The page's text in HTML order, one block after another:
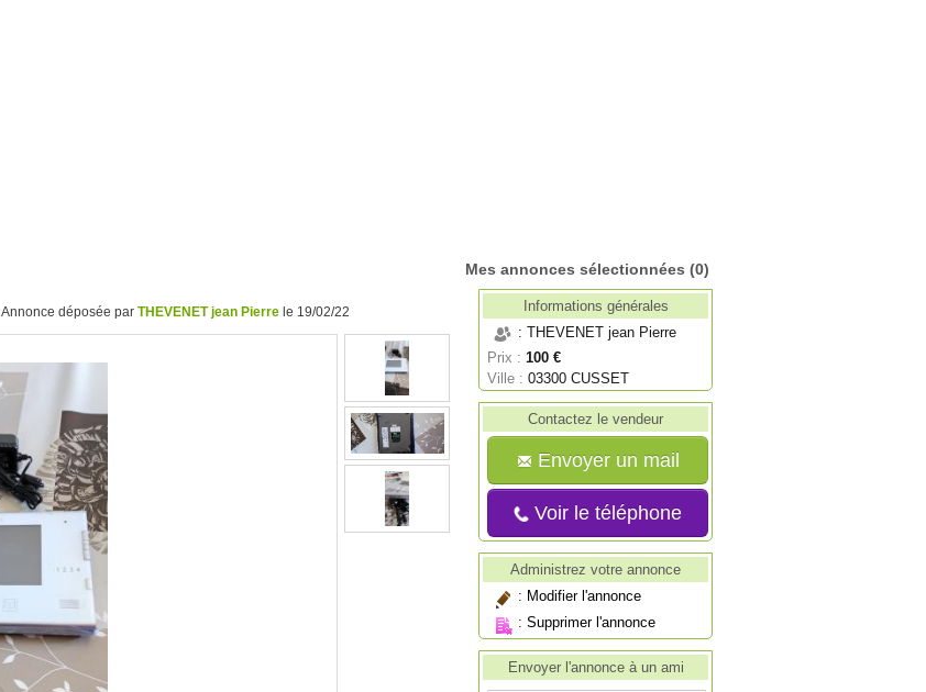
Mes annonces sélectionnées (0)
Annonce déposée par THEVENET jean Pierre le 19/02/22
Informations générales
: THEVENET jean Pierre
Prix : 100 €
Ville : 03300 CUSSET
Contactez le vendeur
Envoyer un mail
Voir le téléphone
Administrez votre annonce
: Modifier l'annonce
: Supprimer l'annonce
Envoyer l'annonce à un ami